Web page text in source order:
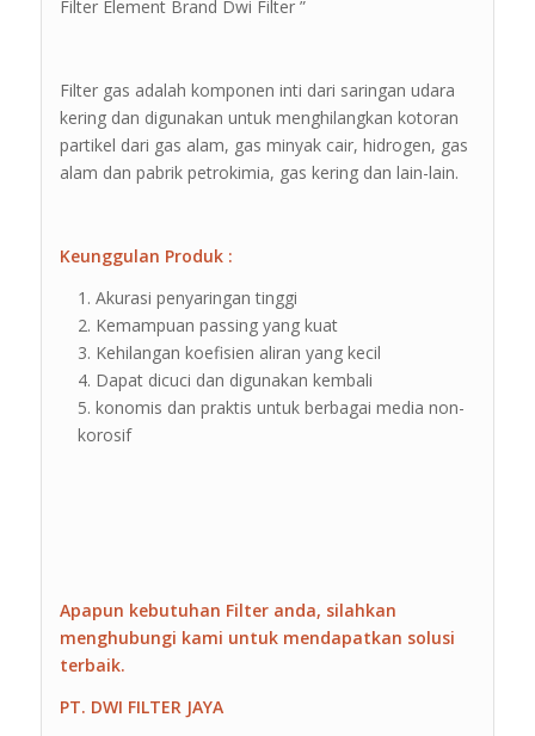
Filter Element Brand Dwi Filter ”
Filter gas adalah komponen inti dari saringan udara
kering dan digunakan untuk menghilangkan kotoran
partikel dari gas alam, gas minyak cair, hidrogen, gas
alam dan pabrik petrokimia, gas kering dan lain-lain.
Keunggulan Produk :
Akurasi penyaringan tinggi
Kemampuan passing yang kuat
Kehilangan koefisien aliran yang kecil
Dapat dicuci dan digunakan kembali
konomis dan praktis untuk berbagai media non-
korosif
Apapun kebutuhan Filter anda, silahkan
menghubungi kami untuk mendapatkan solusi
terbaik.
PT. DWI FILTER JAYA